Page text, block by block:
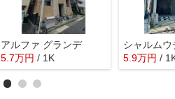
アルファ グランデ
5.7万円 / 1K
シャルムウ
5.9万円 /